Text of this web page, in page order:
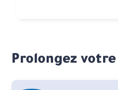
Prolongez